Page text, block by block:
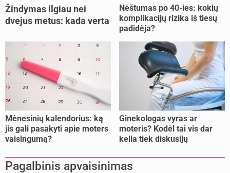
Žindymas ilgiau nei
dvejus metus: kada verta
nujunkyti?
Nėštumas po 40-ies: kokių
komplikacijų rizika iš tiesų
padidėja?
Mėnesinių kalendorius: ką
jis gali pasakyti apie moters
vaisingumą?
Ginekologas vyras ar
moteris? Kodėl tai vis dar
kelia tiek diskusijų
Pagalbinis apvaisinimas